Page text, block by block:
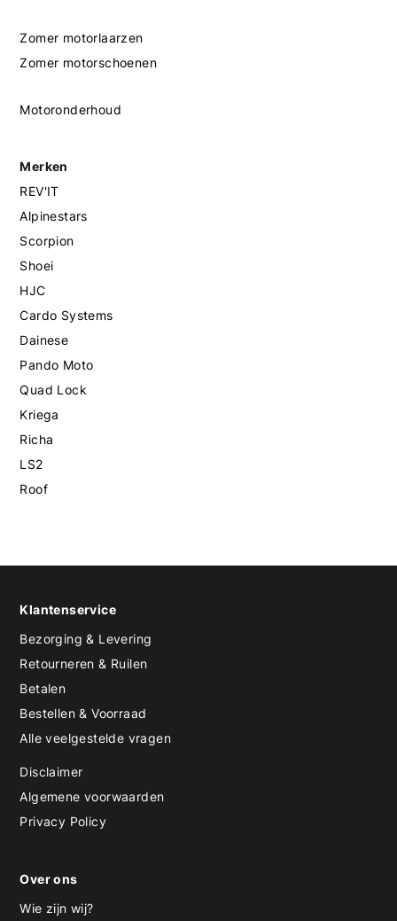
Zomer motorlaarzen
Zomer motorschoenen
Motoronderhoud
Merken
REV'IT
Alpinestars
Scorpion
Shoei
HJC
Cardo Systems
Dainese
Pando Moto
Quad Lock
Kriega
Richa
LS2
Roof
Klantenservice
Bezorging & Levering
Retourneren & Ruilen
Betalen
Bestellen & Voorraad
Alle veelgestelde vragen
Disclaimer
Algemene voorwaarden
Privacy Policy
Over ons
Wie zijn wij?